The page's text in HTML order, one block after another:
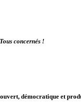
Tous concernés !
ouvert, démocratique et